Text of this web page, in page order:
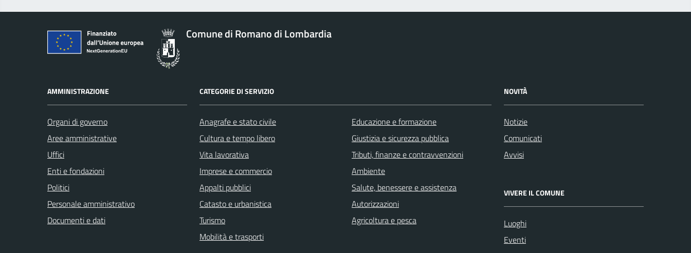
Comune di Romano di Lombardia
AMMINISTRAZIONE
Organi di governo
Aree amministrative
Uffici
Enti e fondazioni
Politici
Personale amministrativo
Documenti e dati
CATEGORIE DI SERVIZIO
Anagrafe e stato civile
Cultura e tempo libero
Vita lavorativa
Imprese e commercio
Appalti pubblici
Catasto e urbanistica
Turismo
Mobilità e trasporti
Educazione e formazione
Giustizia e sicurezza pubblica
Tributi, finanze e contravvenzioni
Ambiente
Salute, benessere e assistenza
Autorizzazioni
Agricoltura e pesca
NOVITÀ
Notizie
Comunicati
Avvisi
VIVERE IL COMUNE
Luoghi
Eventi